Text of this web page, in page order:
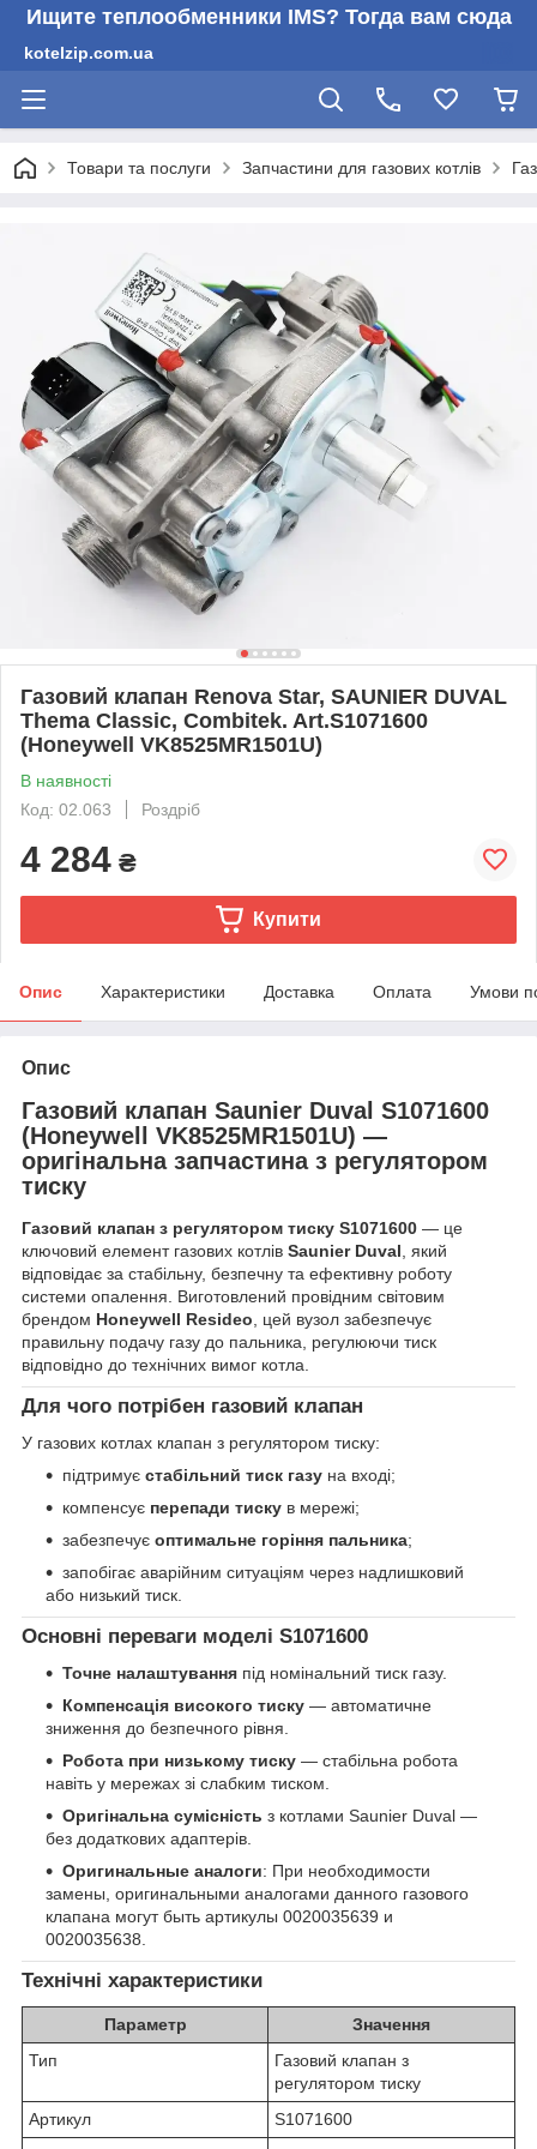
Ищите теплообменники IMS? Тогда вам сюда
kotelzip.com.ua
Товари та послуги Запчастини для газових котлів
Газовий клапан Renova Star, SAUNIER DUVAL
Thema Classic, Combitek. Art.S1071600
(Honeywell VK8525MR1501U)
В наявності
Код: 02.063
Роздріб
4 284 ₴
Купити
Опис Характеристики Доставка Оплата Умови
Опис
Газовий клапан Saunier Duval S1071600
(Honeywell VK8525MR1501U) —
оригінальна запчастина з регулятором
тиску
Газовий клапан з регулятором тиску S1071600 — це
ключовий елемент газових котлів Saunier Duval, який
відповідає за стабільну, безпечну та ефективну роботу
системи опалення. Виготовлений провідним світовим
брендом Honeywell Resideo, цей вузол забезпечує
правильну подачу газу до пальника, регулюючи тиск
відповідно до технічних вимог котла.
Для чого потрібен газовий клапан
У газових котлах клапан з регулятором тиску:
підтримує стабільний тиск газу на вході;
компенсує перепади тиску в мережі;
забезпечує оптимальне горіння пальника;
запобігає аварійним ситуаціям через надлишковий
або низький тиск.
Основні переваги моделі S1071600
Точне налаштування під номінальний тиск газу.
Компенсація високого тиску — автоматичне
зниження до безпечного рівня.
Робота при низькому тиску — стабільна робота
навіть у мережах зі слабким тиском.
Оригінальна сумісність з котлами Saunier Duval —
без додаткових адаптерів.
Оригинальные аналоги: При необходимости
замены, оригинальными аналогами данного газового
клапана могут быть артикулы 0020035639 и
0020035638.
Технічні характеристики
Параметр
Значення
Тип
Газовий клапан з
регулятором тиску
Артикул
S1071600